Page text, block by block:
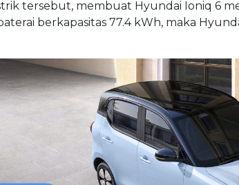
tersebut, membuat Hyundai Ioniq 6
berkapasitas 77.4 kWh, maka